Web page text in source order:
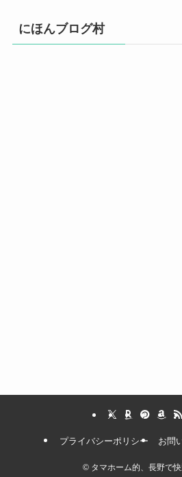
リ
ー
にほんブログ村
プライバシーポリシー お問
©タマホーム的、長野で